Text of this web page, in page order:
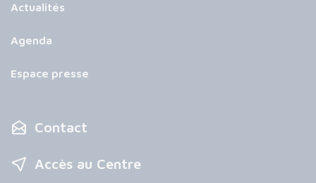
Actualités
Agenda
Espace presse
Contact
Accès au Centre